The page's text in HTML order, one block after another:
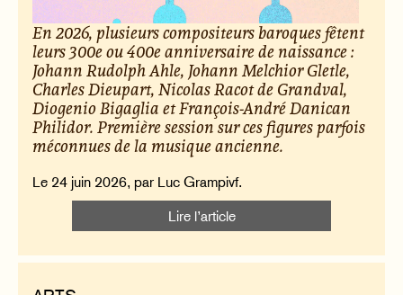
En 2026, plusieurs compositeurs baroques fêtent
leurs 300e ou 400e anniversaire de naissance :
Johann Rudolph Ahle, Johann Melchior Gletle,
Charles Dieupart, Nicolas Racot de Grandval,
Diogenio Bigaglia et François-André Danican
Philidor. Première session sur ces figures parfois
méconnues de la musique ancienne.
Le 24 juin 2026, par Luc Grampivf.
Lire l’article